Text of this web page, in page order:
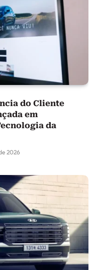
do Cliente
em
da
2026